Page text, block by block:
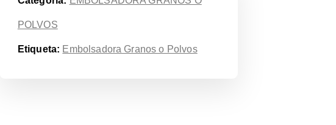
POLVOS
Etiqueta: Embolsadora Granos o Polvos